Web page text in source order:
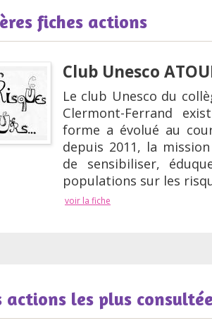
fiches actions
Club Unesco
Le club Unesco du
Clermont-Ferrand
forme a évolué au
depuis 2011, la
de sensibiliser,
populations sur les
voir la fiche
actions les plus